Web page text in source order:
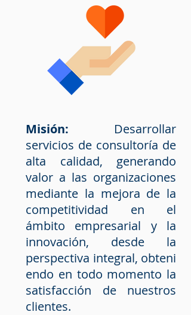
Misión: Desarrollar
servicios de consultoría de
alta calidad, generando
valor a las organizaciones
mediante la mejora de la
competitividad en el
ámbito empresarial y la
innovación, desde la
perspectiva integral, obteni
endo en todo momento la
satisfacción de nuestros
clientes.